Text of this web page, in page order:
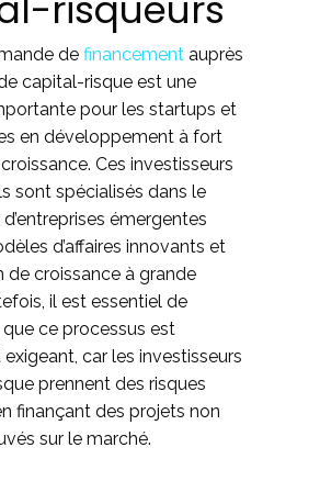
de financement auprès
capital-risque est une
pour les startups et
en développement à fort
Ces investisseurs
sont spécialisés dans le
émergentes
d’affaires innovants et
de croissance à grande
il est essentiel de
ce processus est
car les investisseurs
prennent des risques
finançant des projets non
sur le marché.